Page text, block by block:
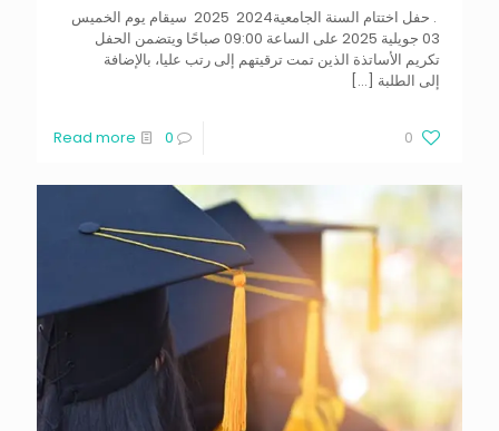
. حفل اختتام السنة الجامعية2024 2025 سيقام يوم الخميس
03 جويلية 2025 على الساعة 09:00 صباحًا ويتضمن الحفل
تكريم الأساتذة الذين تمت ترقيتهم إلى رتب عليا، بالإضافة
إلى الطلبة […]
0
0
Read more